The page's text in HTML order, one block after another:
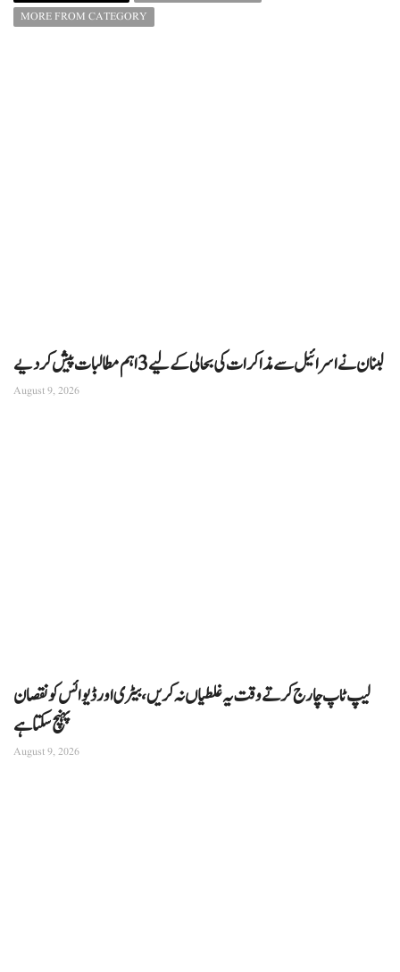
MORE FROM CATEGORY
لبنان نے اسرائیل سے مذاکرات کی بحالی کے لیے 3 اہم مطالبات پیش کر دیے
August 9, 2026
لیپ ٹاپ چارج کرتے وقت یہ غلطیاں نہ کریں، بیٹری اور ڈیوائس کو نقصان
پہنچ سکتا ہے
August 9, 2026